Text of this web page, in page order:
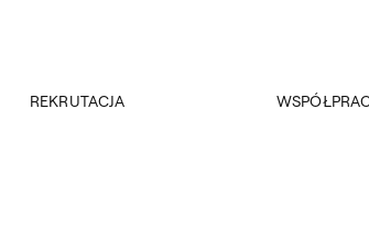
REKRUTACJA